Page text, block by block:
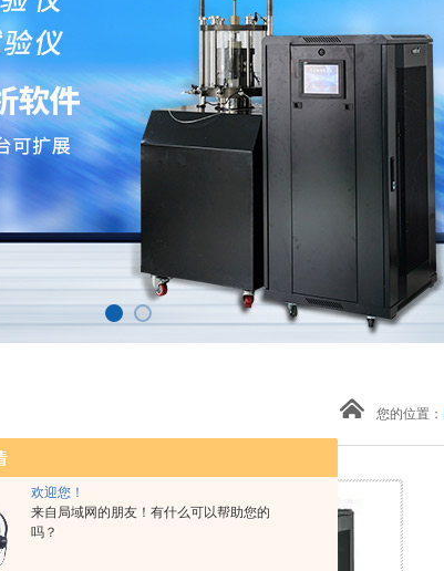
欢迎您！
来自局域网的朋友！有什么可以帮助您的
吗？
您的位置：